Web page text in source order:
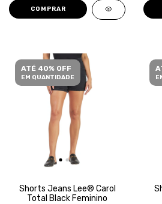
COMPRAR
ATÉ 40% OFF
EM QUANTIDADE
Shorts Jeans Lee® Carol
Total Black Feminino